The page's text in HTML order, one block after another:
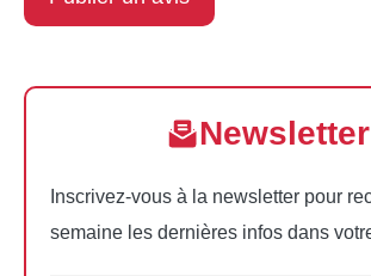
Newsletter
Inscrivez-vous à la newsletter pour
semaine les dernières infos dans